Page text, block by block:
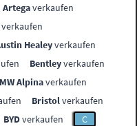
Artegaverkaufen
verkaufen
Healeyverkaufen
Bentleyverkaufen
Alpinaverkaufen
Bristolverkaufen
BYDverkaufen
C